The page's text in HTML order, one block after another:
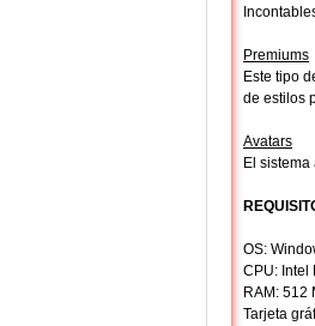
Premiums
Este tipo
de estilos
Avatars
El
OS:
CPU: Intel
RAM: 512
Tarjeta